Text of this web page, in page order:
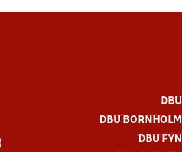
DBU
DBU BORNHOLM
DBU FYN